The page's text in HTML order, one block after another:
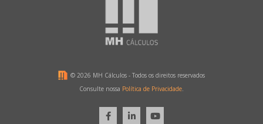
© 2026 MH Cálculos - Todos os direitos reservados
Consulte nossa Política de Privacidade.